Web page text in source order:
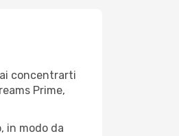
concentrarti
Prime,
in modo da